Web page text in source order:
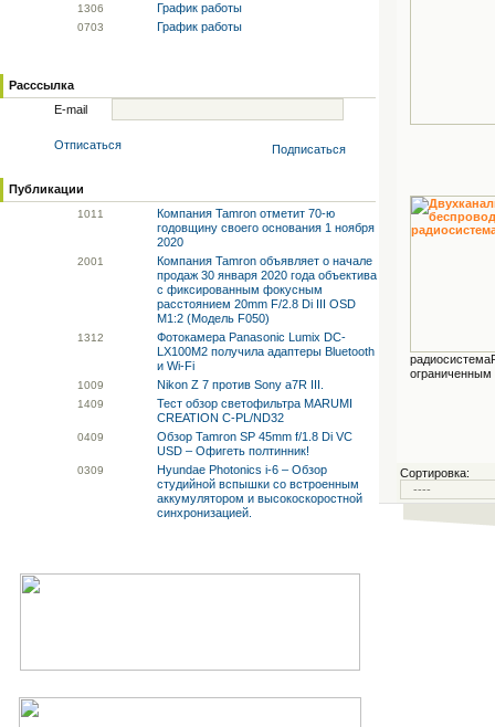
1306 График работы
0703 График работы
Расссылка
E-mail
Отписаться Подписаться
Публикации
1011
Компания Tamron отметит 70-ю
годовщину своего основания 1 ноября
2020
2001
Компания Tamron объявляет о начале
продаж 30 января 2020 года объектива
с фиксированным фокусным
расстоянием 20mm F/2.8 Di III OSD
M1:2 (Модель F050)
1312
Фотокамера Panasonic Lumix DC-
LX100M2 получила адаптеры Bluetooth
и Wi-Fi
1009 Nikon Z 7 против Sony a7R III.
1409
Тест обзор светофильтра MARUMI
CREATION C-PL/ND32
0409
Обзор Tamron SP 45mm f/1.8 Di VC
USD – Офигеть полтинник!
0309
Hyundae Photonics i-6 – Обзор
студийной вспышки со встроенным
аккумулятором и высокоскоростной
синхронизацией.
Сортировка: